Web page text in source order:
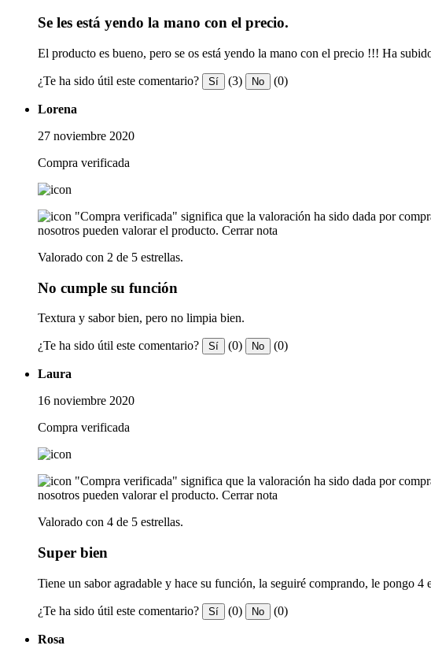
Se les está yendo la mano con el precio.
El producto es bueno, pero se os está yendo la mano con el precio !!! Ha
¿Te ha sido útil este comentario? Sí (3) No (0)
Lorena
27 noviembre 2020
Compra verificada
"Compra verificada" significa que la valoración ha sido dada por
nosotros pueden valorar el producto. Cerrar nota
Valorado con 2 de 5 estrellas.
No cumple su función
Textura y sabor bien, pero no limpia bien.
¿Te ha sido útil este comentario? Sí (0) No (0)
Laura
16 noviembre 2020
Compra verificada
"Compra verificada" significa que la valoración ha sido dada por
nosotros pueden valorar el producto. Cerrar nota
Valorado con 4 de 5 estrellas.
Super bien
Tiene un sabor agradable y hace su función, la seguiré comprando, le pongo 4
¿Te ha sido útil este comentario? Sí (0) No (0)
Rosa